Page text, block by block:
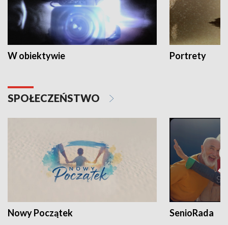
W obiektywie Portrety
SPOŁECZEŃSTWO
Nowy Początek SenioRada